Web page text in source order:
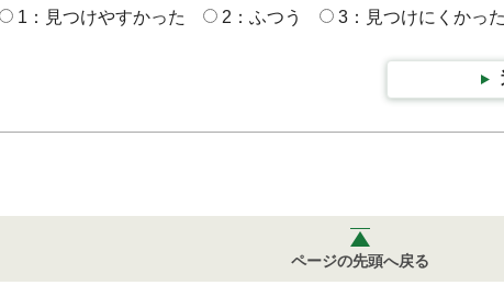
1：見つけやすかった
2：ふつう 3：見つけにくかった
ページの先頭へ戻る